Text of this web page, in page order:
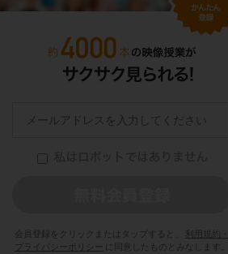
会員登録をクリックまたはタップすると、
利用規約・
プライバシーポリシー
に同意したものとみなします。